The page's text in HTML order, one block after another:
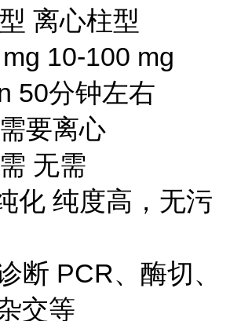
离心柱型
10-100 mg
50分钟左右
要离心
无需
化 纯度高，无污
断 PCR、酶切、
交等